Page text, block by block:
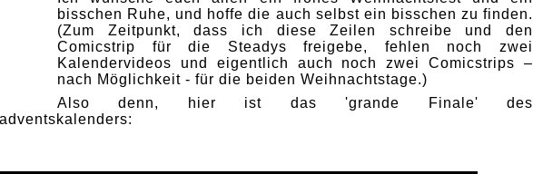
bisschen Ruhe, und hoffe die auch selbst ein bisschen zu finden.
(Zum Zeitpunkt, dass ich diese Zeilen schreibe und den
Comicstrip für die Steadys freigebe, fehlen noch zwei
Kalendervideos und eigentlich auch noch zwei Comicstrips –
nach Möglichkeit - für die beiden Weihnachtstage.)
Also denn, hier ist das 'grande Finale' des